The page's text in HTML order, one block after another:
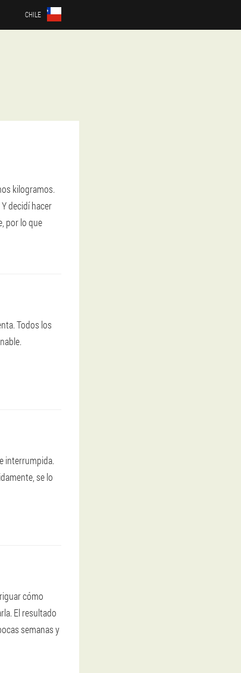
CHILE
kilogramos.
decidí hacer
por lo que
Todos los
interrumpida.
se lo
cómo
El resultado
semanas y